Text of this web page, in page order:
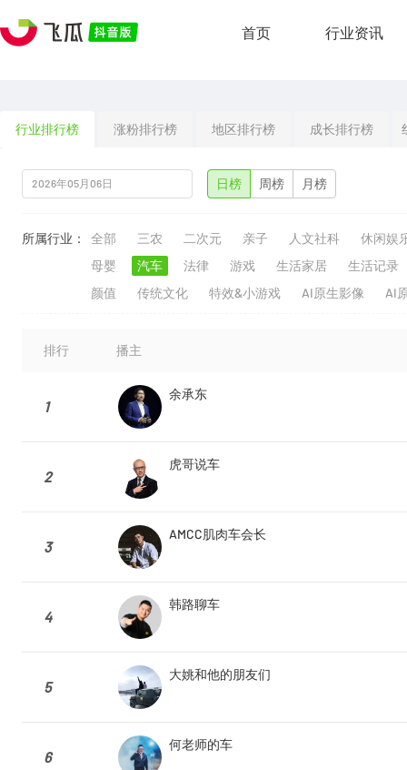
首页 行业资讯
行业排行榜 涨粉排行榜 地区排行榜 成长排行榜
日榜 周榜 月榜
所属行业： 全部 三农 二次元 亲子 人文社科
休闲娱
母婴
汽车 法律 游戏 生活家居
生活记录
颜值
传统文化 特效&小游戏 AI原生影像 AI
排行 播主
1
余承东
2
虎哥说车
3
AMCC肌肉车会长
4
韩路聊车
5
大姚和他的朋友们
6
何老师的车